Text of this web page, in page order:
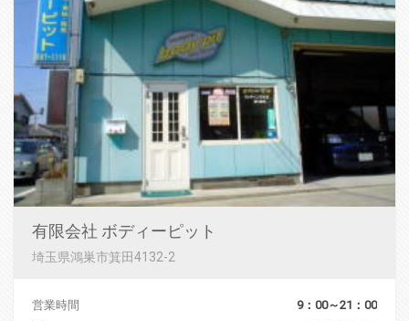
有限会社 ボディーピット
埼玉県鴻巣市箕田4132-2
営業時間
9：00～21：00